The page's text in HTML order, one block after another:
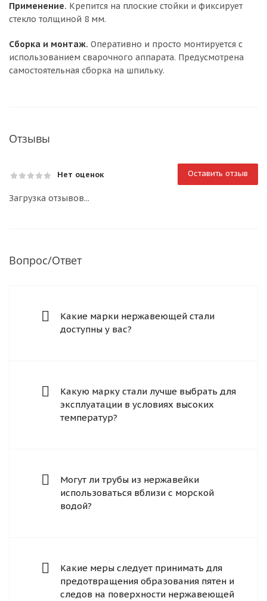
Применение. Крепится на плоские стойки и фиксирует
стекло толщиной 8 мм.
Сборка и монтаж. Оперативно и просто монтируется с
использованием сварочного аппарата. Предусмотрена
самостоятельная сборка на шпильку.
Отзывы
Нет оценок Оставить отзыв
Загрузка отзывов...
Вопрос/Ответ
Какие марки нержавеющей стали
доступны у вас?
Какую марку стали лучше выбрать для
эксплуатации в условиях высоких
температур?
Могут ли трубы из нержавейки
использоваться вблизи с морской
водой?
Какие меры следует принимать для
предотвращения образования пятен и
следов на поверхности нержавеющей